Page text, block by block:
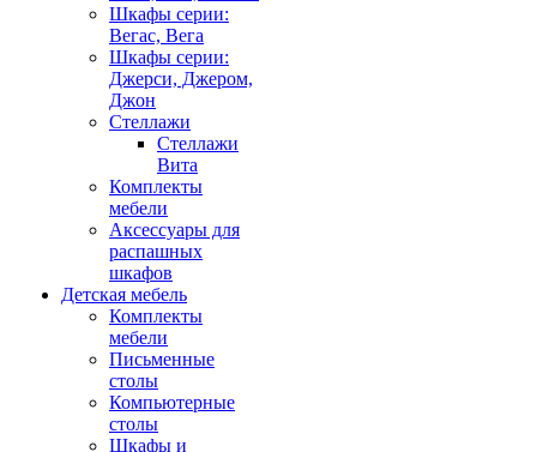
Шкафы серии:
Вегас, Вега
Шкафы серии:
Джерси, Джером,
Джон
Стеллажи
Стеллажи
Вита
Комплекты
мебели
Аксессуары для
распашных
шкафов
Детская мебель
Комплекты
мебели
Письменные
столы
Компьютерные
столы
Шкафы и